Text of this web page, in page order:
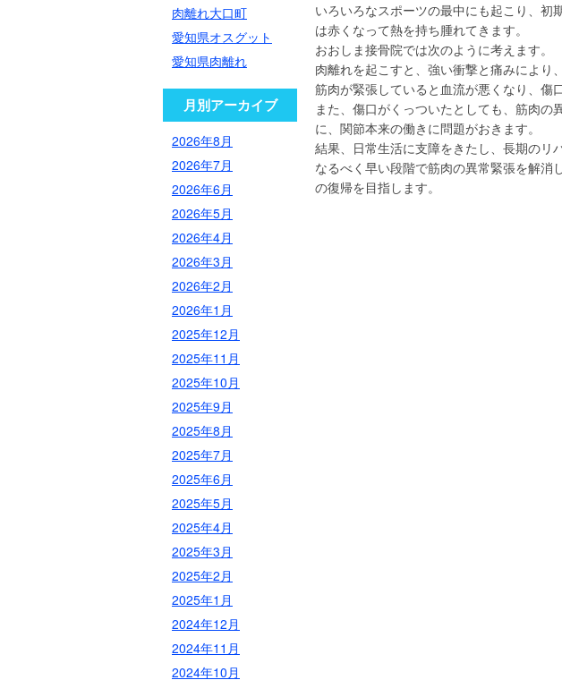
いろいろなスポーツの最中にも起こり、
は赤くなって熱を持ち腫れてきます。
おおしま接骨院では次のように考えます。
肉離れを起こすと、強い衝撃と痛みにより
筋肉が緊張していると血流が悪くなり、傷
また、傷口がくっついたとしても、筋肉
に、関節本来の働きに問題がおきます。
結果、日常生活に支障をきたし、長期のリ
なるべく早い段階で筋肉の異常緊張を解
の復帰を目指します。
肉離れ大口町
愛知県オスグット
愛知県肉離れ
月別アーカイブ
2026年8月
2026年7月
2026年6月
2026年5月
2026年4月
2026年3月
2026年2月
2026年1月
2025年12月
2025年11月
2025年10月
2025年9月
2025年8月
2025年7月
2025年6月
2025年5月
2025年4月
2025年3月
2025年2月
2025年1月
2024年12月
2024年11月
2024年10月